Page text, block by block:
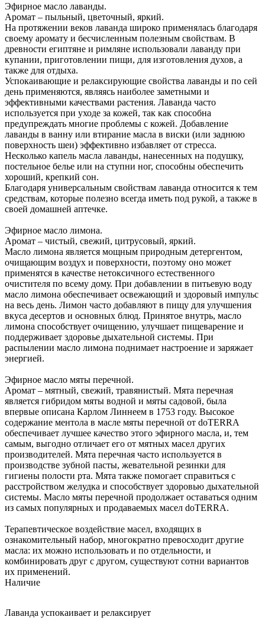
Эфирное масло лаванды.
Аромат – пыльный, цветочный, яркий.
На протяжении веков лаванда широко применялась благодаря
своему аромату и бесчисленным полезным свойствам. В
древности египтяне и римляне использовали лаванду при
купании, приготовлении пищи, для изготовления духов, а
также для отдыха.
Успокаивающие и релаксирующие свойства лаванды и по сей
день применяются, являясь наиболее заметными и
эффективными качествами растения. Лаванда часто
используется при уходе за кожей, так как способна
предупреждать многие проблемы с кожей. Добавление
лаванды в ванну или втирание масла в виски (или заднюю
поверхность шеи) эффективно избавляет от стресса.
Несколько капель масла лаванды, нанесенных на подушку,
постельное белье или на ступни ног, способны обеспечить
хороший, крепкий сон.
Благодаря универсальным свойствам лаванда относится к тем
средствам, которые полезно всегда иметь под рукой, а также в
своей домашней аптечке.
Эфирное масло лимона.
Аромат – чистый, свежий, цитрусовый, яркий.
Масло лимона является мощным природным детергентом,
очищающим воздух и поверхности, поэтому оно может
применятся в качестве нетоксичного естественного
очистителя по всему дому. При добавлении в питьевую воду
масло лимона обеспечивает освежающий и здоровый импульс
на весь день. Лимон часто добавляют в пищу для улучшения
вкуса десертов и основных блюд. Принятое внутрь, масло
лимона способствует очищению, улучшает пищеварение и
поддерживает здоровье дыхательной системы. При
распылении масло лимона поднимает настроение и заряжает
энергией.
Эфирное масло мяты перечной.
Аромат – мятный, свежий, травянистый. Мята перечная
является гибридом мяты водной и мяты садовой, была
впервые описана Карлом Линнеем в 1753 году. Высокое
содержание ментола в масле мяты перечной от doTERRA
обеспечивает лучшее качество этого эфирного масла, и, тем
самым, выгодно отличает его от мятных масел других
производителей. Мята перечная часто используется в
производстве зубной пасты, жевательной резинки для
гигиены полости рта. Мята также помогает справиться с
расстройством желудка и способствует здоровью дыхательной
системы. Масло мяты перечной продолжает оставаться одним
из самых популярных и продаваемых масел doTERRA.
Терапевтическое воздействие масел, входящих в
ознакомительный набор, многократно превосходит другие
масла: их можно использовать и по отдельности, и
комбинировать друг с другом, существуют сотни вариантов
их применений.
Наличие
Лаванда успокаивает и релаксирует